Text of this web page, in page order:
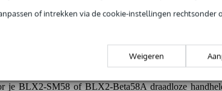
of intrekken via de cookie-instellingen rechtsonder
Weigeren
Garantie.
je BLX2-SM58 of BLX2-Beta58A draadloze